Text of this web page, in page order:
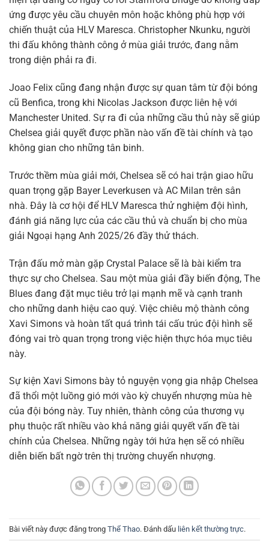
ứng được yêu cầu chuyên môn hoặc không phù hợp với
chiến thuật của HLV Maresca. Christopher Nkunku, người
thi đấu không thành công ở mùa giải trước, đang nằm
trong diện phải ra đi.
Joao Felix cũng đang nhận được sự quan tâm từ đội bóng
cũ Benfica, trong khi Nicolas Jackson được liên hệ với
Manchester United. Sự ra đi của những cầu thủ này sẽ giúp
Chelsea giải quyết được phần nào vấn đề tài chính và tạo
không gian cho những tân binh.
Trước thềm mùa giải mới, Chelsea sẽ có hai trận giao hữu
quan trọng gặp Bayer Leverkusen và AC Milan trên sân
nhà. Đây là cơ hội để HLV Maresca thử nghiệm đội hình,
đánh giá năng lực của các cầu thủ và chuẩn bị cho mùa
giải Ngoại hạng Anh 2025/26 đầy thử thách.
Trận đấu mở màn gặp Crystal Palace sẽ là bài kiểm tra
thực sự cho Chelsea. Sau một mùa giải đầy biến động, The
Blues đang đặt mục tiêu trở lại mạnh mẽ và cạnh tranh
cho những danh hiệu cao quý. Việc chiêu mộ thành công
Xavi Simons và hoàn tất quá trình tái cấu trúc đội hình sẽ
đóng vai trò quan trọng trong việc hiện thực hóa mục tiêu
này.
Sự kiện Xavi Simons bày tỏ nguyện vọng gia nhập Chelsea
đã thổi một luồng gió mới vào kỳ chuyển nhượng mùa hè
của đội bóng này. Tuy nhiên, thành công của thương vụ
phụ thuộc rất nhiều vào khả năng giải quyết vấn đề tài
chính của Chelsea. Những ngày tới hứa hẹn sẽ có nhiều
diễn biến bất ngờ trên thị trường chuyển nhượng.
Bài viết này được đăng trong Thể Thao. Đánh dấu liên kết thường trực.